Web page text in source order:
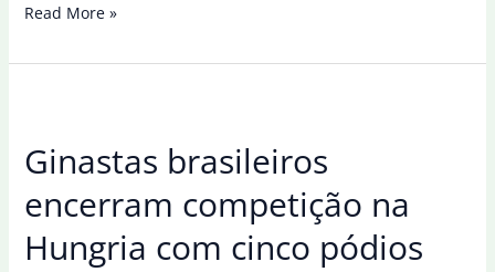
Brasil
cinco
oitavas
Mundial
de
Read More »
Ginastas brasileiros
encerram competição na
Hungria com cinco pódios